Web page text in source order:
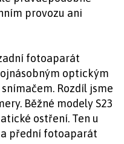
provozu ani
fotoaparát
optickým
Rozdíl jsme
Běžné modely S23
ostření. Ten u
a přední fotoaparát